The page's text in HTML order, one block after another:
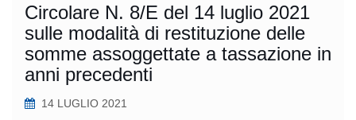
Circolare N. 8/E del 14 luglio 2021
sulle modalità di restituzione delle
somme assoggettate a tassazione in
anni precedenti
14 LUGLIO 2021